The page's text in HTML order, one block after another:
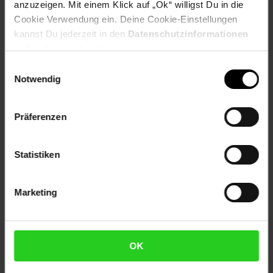
anzuzeigen. Mit einem Klick auf „Ok“ willigst Du in die
Cookie Verwendung ein. Deine Cookie-Einstellungen
kannst Du jederzeit in den Datenschutzinformationen
ändern bzw. widerrufen.
Notwendig
Präferenzen
Statistiken
Marketing
OK
Tel.: 09471-320-999
E-Mail:presse@netto-online.de
www.netto-online.de